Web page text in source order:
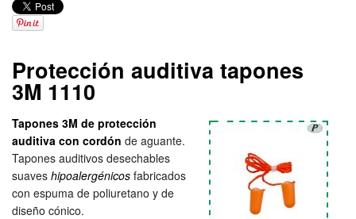
Protección auditiva tapones
3M 1110
Tapones 3M de protección
auditiva con cordón de aguante.
Tapones auditivos desechables
suaves hipoalergénicos fabricados
con espuma de poliuretano y de
diseño cónico.